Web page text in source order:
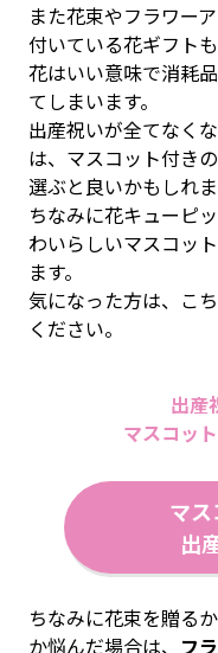
また花束やフラワー
付いている花ギフト
花はいい意味で消耗
てしまいます。
出産祝いが全てなく
は、マスコット付き
選ぶと良いかもしれま
ちなみに花キューピ
わいらしいマスコッ
ます。
気になった方は、こ
ください。
出産
マスコッ
マ
出
ちなみに花束を贈る
か悩んだ場合は、 フ